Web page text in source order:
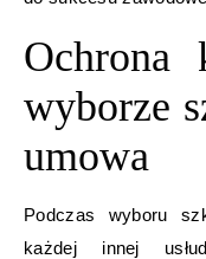
Ochrona
wyborze
umowa
Podczas wyboru
każdej innej